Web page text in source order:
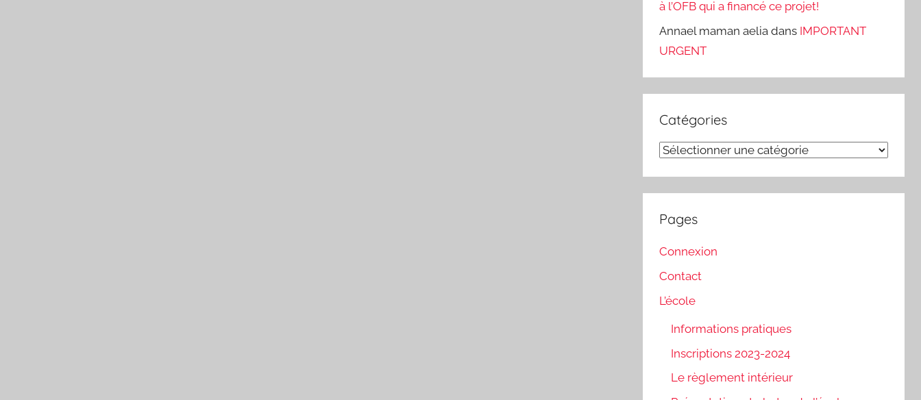
à l’OFB qui a financé ce projet!
Annael maman aelia dans IMPORTANT
URGENT
Catégories
Catégories
Pages
Connexion
Contact
L’école
Informations pratiques
Inscriptions 2023-2024
Le règlement intérieur